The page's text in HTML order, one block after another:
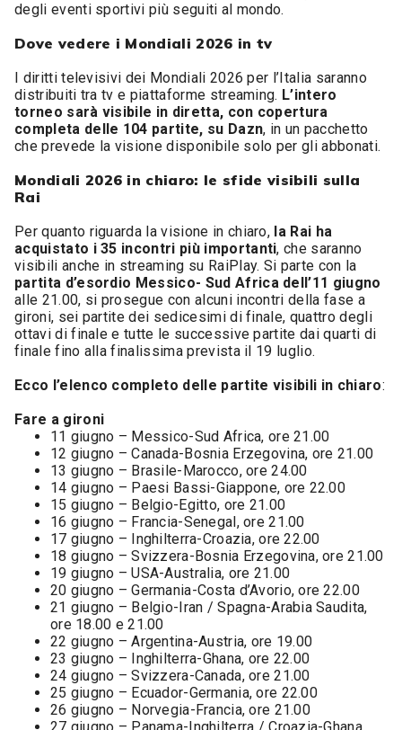
degli eventi sportivi più seguiti al mondo.
Dove vedere i Mondiali 2026 in tv
I diritti televisivi dei Mondiali 2026 per l’Italia saranno
distribuiti tra tv e piattaforme streaming. L’intero
torneo sarà visibile in diretta, con copertura
completa delle 104 partite, su Dazn, in un pacchetto
che prevede la visione disponibile solo per gli abbonati.
Mondiali 2026 in chiaro: le sfide visibili sulla
Rai
Per quanto riguarda la visione in chiaro, la Rai ha
acquistato i 35 incontri più importanti, che saranno
visibili anche in streaming su RaiPlay. Si parte con la
partita d’esordio Messico- Sud Africa dell’11 giugno
alle 21.00, si prosegue con alcuni incontri della fase a
gironi, sei partite dei sedicesimi di finale, quattro degli
ottavi di finale e tutte le successive partite dai quarti di
finale fino alla finalissima prevista il 19 luglio.
Ecco l’elenco completo delle partite visibili in chiaro:
Fare a gironi
11 giugno – Messico-Sud Africa, ore 21.00
12 giugno – Canada-Bosnia Erzegovina, ore 21.00
13 giugno – Brasile-Marocco, ore 24.00
14 giugno – Paesi Bassi-Giappone, ore 22.00
15 giugno – Belgio-Egitto, ore 21.00
16 giugno – Francia-Senegal, ore 21.00
17 giugno – Inghilterra-Croazia, ore 22.00
18 giugno – Svizzera-Bosnia Erzegovina, ore 21.00
19 giugno – USA-Australia, ore 21.00
20 giugno – Germania-Costa d’Avorio, ore 22.00
21 giugno – Belgio-Iran / Spagna-Arabia Saudita,
ore 18.00 e 21.00
22 giugno – Argentina-Austria, ore 19.00
23 giugno – Inghilterra-Ghana, ore 22.00
24 giugno – Svizzera-Canada, ore 21.00
25 giugno – Ecuador-Germania, ore 22.00
26 giugno – Norvegia-Francia, ore 21.00